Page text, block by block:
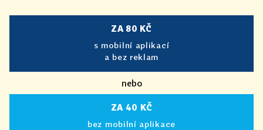
ZA 80 KČ
s mobilní aplikací
a bez reklam
nebo
ZA 40 KČ
bez mobilní aplikace